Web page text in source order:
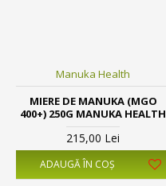
Manuka Health
MIERE DE MANUKA (MGO
400+) 250G MANUKA HEALTH
215,00 Lei
ADAUGĂ ÎN COŞ